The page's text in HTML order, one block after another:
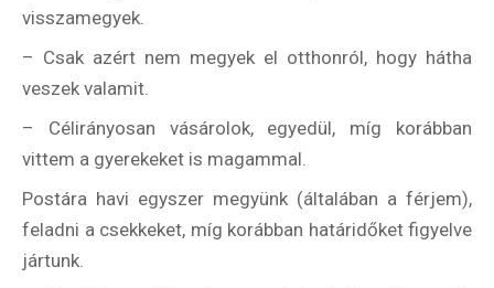
visszamegyek.
– Csak azért nem megyek el otthonról, hogy hátha
veszek valamit.
– Célirányosan vásárolok, egyedül, míg korábban
vittem a gyerekeket is magammal.
Postára havi egyszer megyünk (általában a férjem),
feladni a csekkeket, míg korábban határidőket figyelve
jártunk.